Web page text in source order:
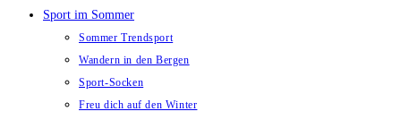
Sport im Sommer
Sommer Trendsport
Wandern in den Bergen
Sport-Socken
Freu dich auf den Winter